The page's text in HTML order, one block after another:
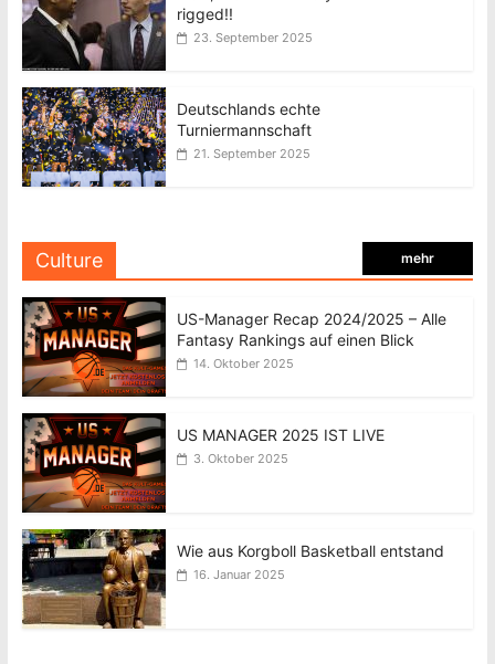
rigged!!
23. September 2025
Deutschlands echte
Turniermannschaft
21. September 2025
Culture mehr
US-Manager Recap 2024/2025 – Alle
Fantasy Rankings auf einen Blick
14. Oktober 2025
US MANAGER 2025 IST LIVE
3. Oktober 2025
Wie aus Korgboll Basketball entstand
16. Januar 2025